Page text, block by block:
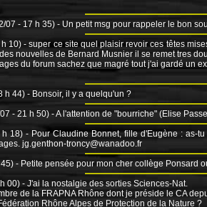
07 - 17 h 35) - Un petit msg pour rappeler le bon
10) - super ce site quel plaisir revoir ces têtes
nouvelles de Bernard Musnier il se remet tres
du forum sachez que magré tout j'ai gardé un
h 44) - Bonsoir, il y a quelqu'un ?
- 21 h 50) - A l'attention de "bourriche" (Elise
h 18) - Pour Claudine Bonnet, fille d'Eugène : as-
jg.genthon-troncy@wanadoo.fr
- Petite pensée pour mon cher collège Ponsard
00) - J'ai la nostalgie des sorties Sciences-Nat.
de la FRAPNA Rhône dont je préside le CA
Rhône Alpes de Protection de la Nature ?